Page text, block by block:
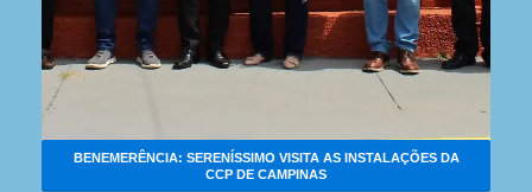
BENEMERÊNCIA: SERENÍSSIMO VISITA AS INSTALAÇÕES DA
CCP DE CAMPINAS